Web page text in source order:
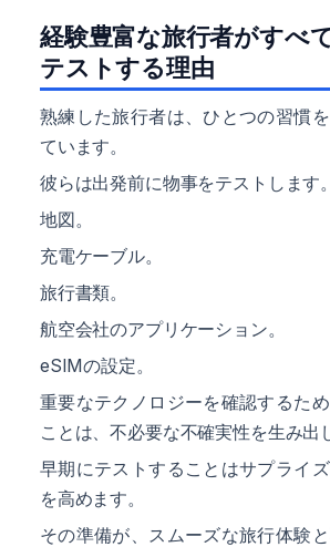
経験豊富な旅行者がすべ
テストする理由
熟練した旅行者は、ひとつの習慣
ています。
彼らは出発前に物事をテストします。
地図。
充電ケーブル。
旅行書類。
航空会社のアプリケーション。
eSIMの設定。
重要なテクノロジーを確認するた
ことは、不必要な不確実性を生み出
早期にテストすることはサプライ
を高めます。
その準備が、スムーズな旅行体験